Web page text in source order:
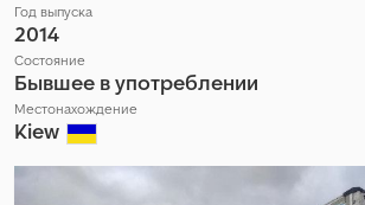
Год выпуска
2014
Состояние
Бывшее в употреблении
Местонахождение
Kiew